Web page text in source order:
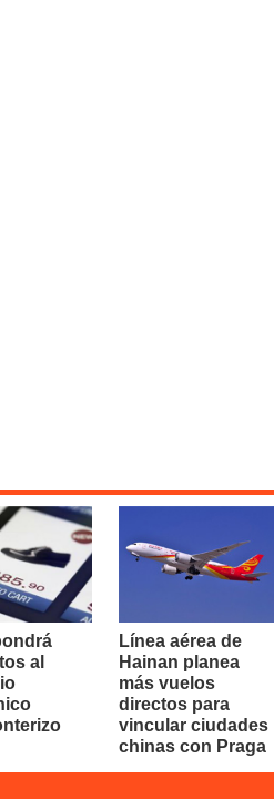
al
Línea aérea de
Hainan planea
más vuelos
directos para
vincular ciudades
chinas con Praga